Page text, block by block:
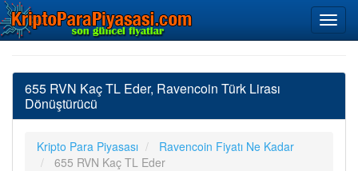
655 RVN Kaç TL Eder, Ravencoin Türk Lirası
Dönüştürücü
Kripto Para Piyasası
Ravencoin Fiyatı Ne Kadar
655 RVN Kaç TL Eder